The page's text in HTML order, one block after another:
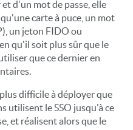
d'un mot de passe, elle
carte à puce, un mot
un jeton FIDO ou
qu'il soit plus sûr que le
que ce dernier en
difficile à déployer que
utilisent le SSO jusqu'à ce
et réalisent alors que le